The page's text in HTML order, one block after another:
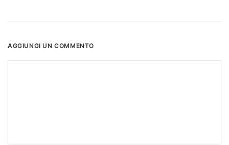
AGGIUNGI UN COMMENTO